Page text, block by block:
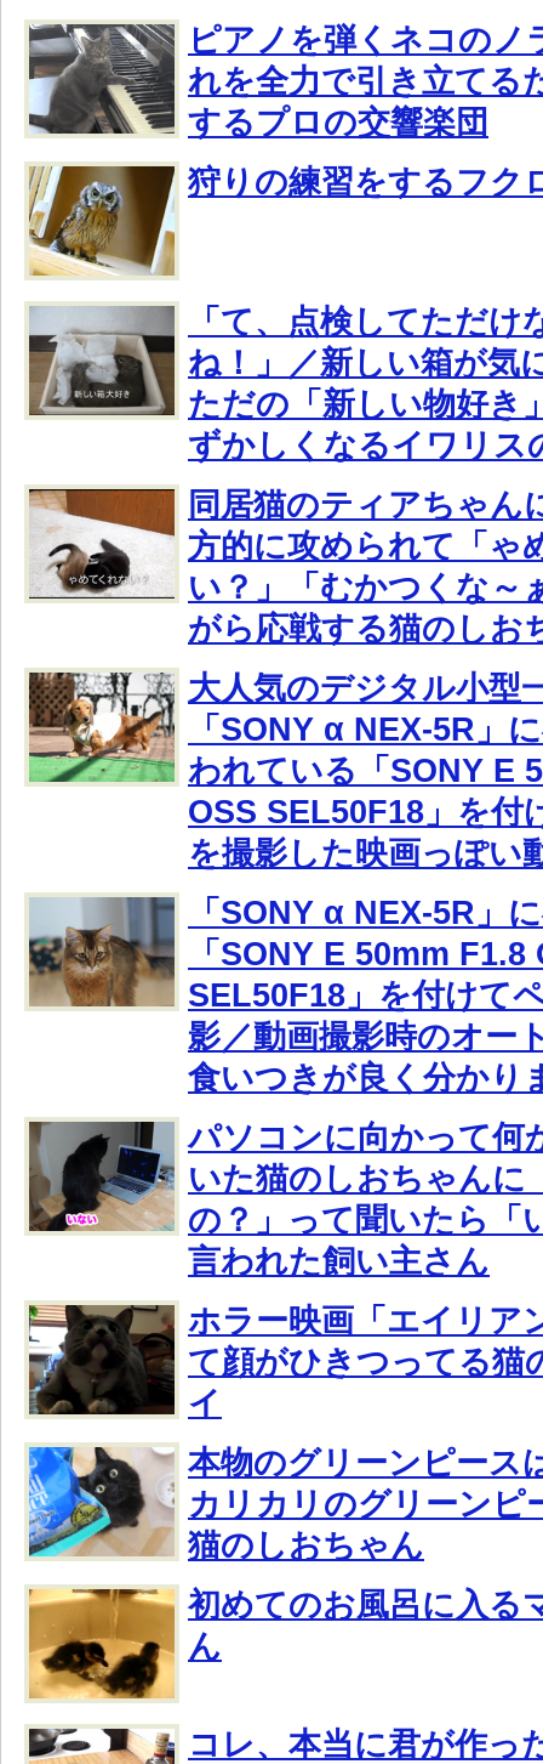
ピアノを弾くネコのノ
れを全力で引き立てる
するプロの交響楽団
狩りの練習をするフク
「て、点検してただけ
ね！」／新しい箱が気
ただの「新しい物好き
ずかしくなるイワリス
同居猫のティアちゃん
方的に攻められて「ゃ
い？」「むかつくな～
がら応戦する猫のしお
大人気のデジタル小型
「SONY α NEX-5R」
われている「SONY E
OSS SEL50F18」を付
を撮影した映画っぽい
「SONY α NEX-5R」
「SONY E 50mm F1.8
SEL50F18」を付けて
影／動画撮影時のオー
食いつきが良く分かり
パソコンに向かって何
いた猫のしおちゃんに
の？」って聞いたら「
言われた飼い主さん
ホラー映画「エイリア
て顔がひきつってる猫
イ
本物のグリーンピース
カリカリのグリーンピ
猫のしおちゃん
初めてのお風呂に入る
ん
コレ、本当に君が作っ